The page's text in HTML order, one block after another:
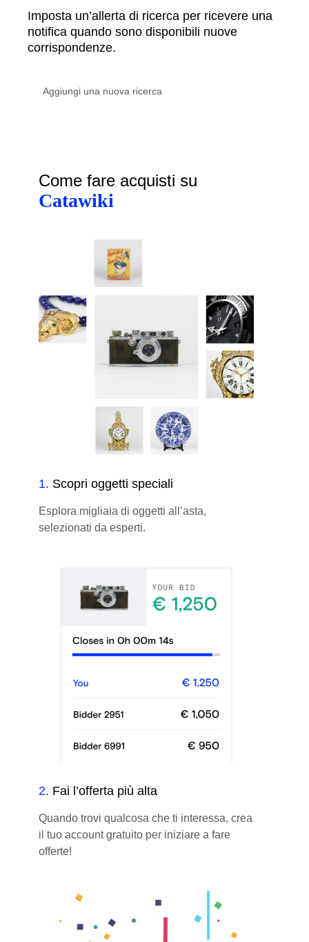
Imposta un’allerta di ricerca per ricevere una
notifica quando sono disponibili nuove
corrispondenze.
Come fare acquisti su
Catawiki
1. Scopri oggetti speciali
Esplora migliaia di oggetti all’asta,
selezionati da esperti.
2. Fai l’offerta più alta
Quando trovi qualcosa che ti interessa, crea
il tuo account gratuito per iniziare a fare
offerte!